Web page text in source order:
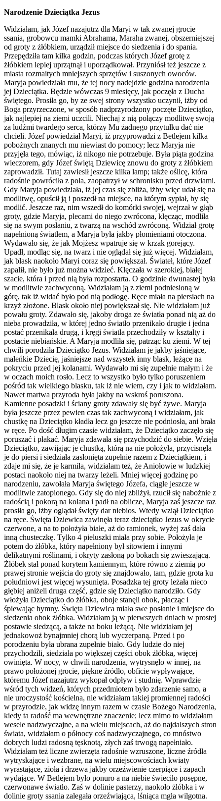
Narodzenie Dzieciątka Jezus
Widziałam, jak Józef nazajutrz dla Maryi w tak zwanej grocie
ssania, grobowcu mamki Abrahama, Maraha zwanej, obszerniejszej
od groty z żłóbkiem, urządził miejsce do siedzenia i do spania.
Przepędziła tam kilka godzin, podczas których Józef grotę z
żłóbkiem lepiej uprzątnął i uporządkował. Przyniósł też jeszcze z
miasta rozmaitych mniejszych sprzętów i suszonych owoców.
Maryja powiedziała mu, że tej nocy nadejdzie godzina narodzenia
jej Dzieciątka. Będzie wówczas 9 miesięcy, jak poczęła z Ducha
świętego. Prosiła go, by ze swej strony wszystko uczynił, iżby od
Boga przyrzeczone, w sposób nadprzyrodzony poczęte Dzieciątko,
jak najlepiej na ziemi uczcili. Niechaj z nią połączy modlitwę swoją
za ludźmi twardego serca, którzy Mu żadnego przytułku dać nie
chcieli. Józef powiedział Maryi, iż przyprowadzi z Betlejem kilka
pobożnych znanych mu niewiast do pomocy; lecz Maryja nie
przyjęła tego, mówiąc, iż nikogo nie potrzebuje. Była piąta godzina
wieczorem, gdy Józef świętą Dziewicę znowu do groty z żłóbkiem
zaprowadził. Tutaj zawiesił jeszcze kilka lamp; także oślicę, która
radośnie powróciła z pola, zaopatrzył w schronisku przed drzwiami.
Gdy Maryja powiedziała, iż jej czas się zbliża, iżby więc udał się na
modlitwę, opuścił ją i poszedł na miejsce, na którym sypiał, by się
modlić. Jeszcze raz, nim wszedł do komórki swojej, wejrzał w głąb
groty, gdzie Maryja, plecami do niego zwrócona, klęcząc, modliła
się na swym posłaniu, z twarzą na wschód zwróconą. Widział grotę
napełnioną światłem, a Maryja była jakby płomieniami otoczona.
Wydawało się, że jak Mojżesz wpatruje się w krzak gorejący.
Upadł, modląc się, na twarz i nie oglądał się już więcej. Widziałam,
jak blask naokoło Maryi coraz się powiększał. Świateł, które Józef
zapalił, nie było już można widzieć. Klęczała w szerokiej, białej
szacie, która i przed nią była rozpostarta. O godzinie dwunastej była
w modlitwie zachwyconą. Widziałam ją z ziemi podniesioną w
górę, tak iż widać było pod nią podłogę. Ręce miała na piersiach na
krzyż złożone. Blask około niej powiększał się. Nie widziałam już
powału groty. Zdawało się, jakoby droga ze światła ponad nią aż do
nieba prowadziła, w której jedno światło przenikało drugie i jedna
postać przenikała drugą, i kręgi światła przechodziły w kształty i
postacie niebiańskie. A Maryja modliła się, patrząc ku ziemi. W tej
chwili porodziła Dzieciątko Jezus. Widziałam je jakby jaśniejące,
maleńkie Dziecię, jaśniejsze nad wszystek inny blask, leżące na
pokryciu przed jej kolanami. Wydawało mi się zupełnie małym i że
w oczach moich rosło. Lecz to wszystko było tylko poruszeniem
pośród tak wielkiego blasku, tak iż nie wiem, czy i jak to widziałam.
Nawet martwa przyroda była jakby na wskroś poruszona.
Kamienne posadzki i ściany groty zdawały się być żywe. Maryja
była jeszcze przez pewien czas tak zachwyconą i widziałam, jak
chustkę na Dzieciątko kładła lecz go jeszcze nie podniosła, ani brała
w ręce. Po dość długim czasie widziałam, że Dzieciątko zaczęło się
poruszać i płakać. Maryja zdawała się przychodzić do siebie. Wzięła
Dzieciątko, zawijając je chustką, którą na nie położyła, przycisnęła
je do piersi i siedziała zasłonięta zupełnie razem z Dzieciątkiem, i
zdaje mi się, że je karmiła, widziałam też, że Aniołowie w ludzkiej
postaci naokoło niej na twarzy leżeli. Mniej więcej godzinę po
narodzeniu, zawołała Maryja świętego Józefa, ciągle jeszcze w
modlitwie zatopionego. Gdy się do niej zbliżył, rzucił się nabożnie z
radością i pokorą na kolana i padł na oblicze, Maryja zaś jeszcze raz
prosiła go, iżby oglądał święty dar niebios. Wtedy wziął Dzieciątko
na ręce. Święta Dziewica zawinęła teraz dzieciątko Jezus w okrycie
czerwone, a na to położyła białe, aż do ramionek, wyżej zaś dała
inną chusteczkę. Tylko 4 pieluszki miała przy sobie. Położyła je
potem do żłóbka, który napełniony był sitowiem i innymi
delikatnymi roślinami, i okryty zasłoną po bokach się zwieszającą.
Żłóbek stał ponad korytem kamiennym, które równo z ziemią po
prawej stronie wejścia do groty się znajdowało, tam, gdzie grota ku
południowi jest więcej wysunięta. Posadzka tej groty leżała nieco
głębiej aniżeli druga część, gdzie się Dzieciątko narodziło. Gdy
włożyła Dzieciątko do żłóbka, oboje stanęli obok, płacząc i
śpiewając hymny. Święta Dziewica miała swe posłanie i miejsce do
siedzenia obok żłóbka. Widziałam ją w pierwszych dniach w prostej
postawie siedzącą, a także na boku leżącą. Nie widziałam jej
jednakowoż bynajmniej chorą lub wyczerpaną. Przed i po
porodzeniu była ubrana zupełnie biało. Gdy ludzie do niej
przychodzili, siedziała po większej części obok żłóbka, więcej
owinięta. W nocy, w chwili narodzenia, wytrysnęło w innej, na
prawo położonej grocie, piękne źródło, obficie wypływające,
któremu Józef nazajutrz wykopał odpływ i studnię. Wprawdzie
wśród tych widzeń, których przedmiotem było zdarzenie samo, a
nie uroczystość kościelna, nie widziałam takiej promiennej radości
w przyrodzie, jak widzę innym razem w czasie Bożego Narodzenia,
kiedy ta radość ma wewnętrzne znaczenie; lecz mimo to widziałam
wesele nadzwyczajne, a na wielu miejscach, aż do najdalszych stron
świata, widziałam o północy coś nadzwyczajnego, co mnóstwo
dobrych ludzi radosną tęsknotą, złych zaś trwogą napełniało.
Widziałam też liczne zwierzęta radośnie wzruszone, liczne źródła
wytryskające i wezbrane, na wielu miejscowościach kwiaty
wyrastające, zioła i drzewa jakby orzeźwienie czerpiące i zapach
wydające. W Betlejem było ponuro a na niebie świeciło posępne,
czerwonawe światło. Zaś w dolinie pasterzy, naokoło żłóbka i w
dolinie groty ssania zalegała orzeźwiająca, lśniąca mgła wilgotna.